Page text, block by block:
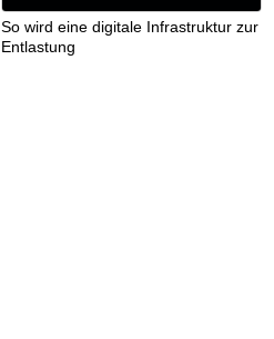
So wird eine digitale Infrastruktur zur
Entlastung